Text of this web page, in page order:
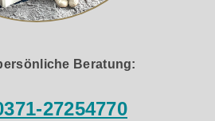
Beratung:
27254770